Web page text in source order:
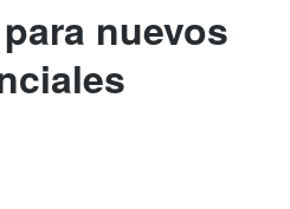
nuevos